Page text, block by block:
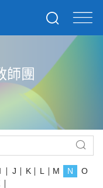
師團
I J K L M N
O